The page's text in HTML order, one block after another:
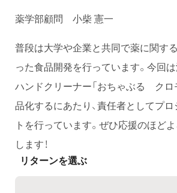
薬学部顧問 小柴 憲一
普段は大学や企業と共同で薬に関す
った食品開発を行っています。今回
ハンドクリーナー「おちゃぶる クロ
品化するにあたり、責任者としてプ
トを行っています。ぜひ応援のほど
します！
リターンを選ぶ